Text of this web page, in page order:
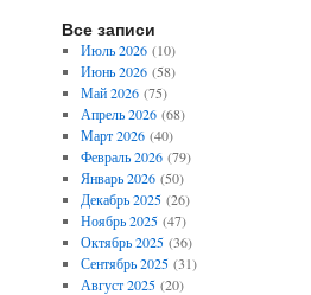
Все записи
Июль 2026(10)
Июнь 2026(58)
Май 2026(75)
Апрель 2026(68)
Март 2026(40)
Февраль 2026(79)
Январь 2026(50)
Декабрь 2025(26)
Ноябрь 2025(47)
Октябрь 2025(36)
Сентябрь 2025(31)
Август 2025(20)